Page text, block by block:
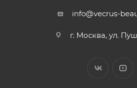
info@vecrus-
г. Москва, ул.